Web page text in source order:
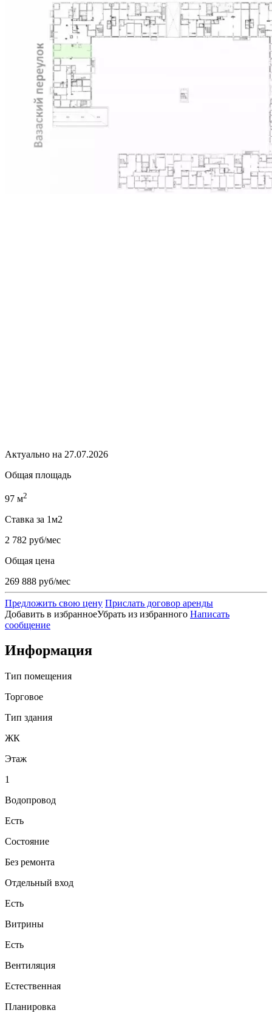
Актуально на 27.07.2026
Общая площадь
97 м2
Ставка за 1м2
2 782 руб/мес
Общая цена
269 888 руб/мес
Предложить свою цену Прислать договор аренды
Добавить в избранноеУбрать из избранного Написать
сообщение
Информация
Тип помещения
Торговое
Тип здания
ЖК
Этаж
1
Водопровод
Есть
Состояние
Без ремонта
Отдельный вход
Есть
Витрины
Есть
Вентиляция
Естественная
Планировка